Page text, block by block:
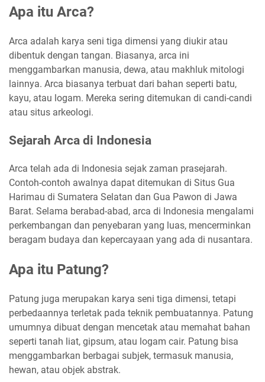
Apa itu Arca?
Arca adalah karya seni tiga dimensi yang diukir atau
dibentuk dengan tangan. Biasanya, arca ini
menggambarkan manusia, dewa, atau makhluk mitologi
lainnya. Arca biasanya terbuat dari bahan seperti batu,
kayu, atau logam. Mereka sering ditemukan di candi-candi
atau situs arkeologi.
Sejarah Arca di Indonesia
Arca telah ada di Indonesia sejak zaman prasejarah.
Contoh-contoh awalnya dapat ditemukan di Situs Gua
Harimau di Sumatera Selatan dan Gua Pawon di Jawa
Barat. Selama berabad-abad, arca di Indonesia mengalami
perkembangan dan penyebaran yang luas, mencerminkan
beragam budaya dan kepercayaan yang ada di nusantara.
Apa itu Patung?
Patung juga merupakan karya seni tiga dimensi, tetapi
perbedaannya terletak pada teknik pembuatannya. Patung
umumnya dibuat dengan mencetak atau memahat bahan
seperti tanah liat, gipsum, atau logam cair. Patung bisa
menggambarkan berbagai subjek, termasuk manusia,
hewan, atau objek abstrak.